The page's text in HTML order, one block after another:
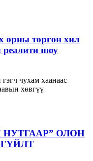
торгон хил
реалити шоу
чухам хаанаас
хөвгүү
ОЛОН